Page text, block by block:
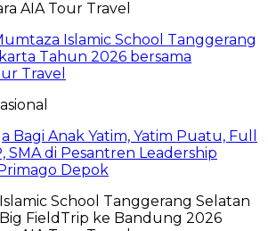
Islamic School Tanggerang
Tahun 2026 bersama
Travel
Bagi Anak Yatim, Yatim Puatu, Full
SMA di Pesantren Leadership
Depok